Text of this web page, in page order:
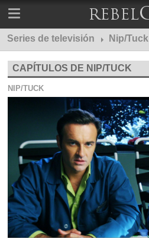
Series de televisión Nip/Tuck
CAPÍTULOS DE NIP/TUCK
NIP/TUCK